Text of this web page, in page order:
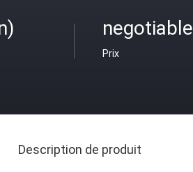
negotiable
Prix
Description de produit